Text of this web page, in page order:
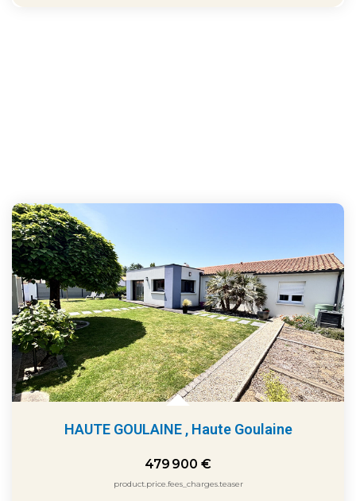
HAUTE GOULAINE , Haute Goulaine
479 900 €
product.price.fees_charges.teaser